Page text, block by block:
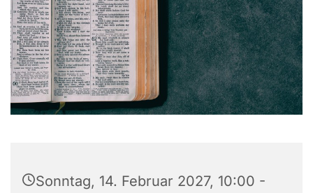
Sonntag, 14. Februar 2027, 10:00 -